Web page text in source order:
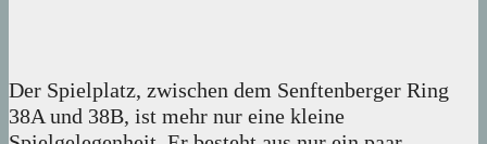
Der Spielplatz, zwischen dem Senftenberger Ring
38A und 38B, ist mehr nur eine kleine